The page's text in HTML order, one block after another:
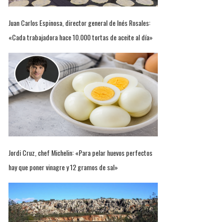
Juan Carlos Espinosa, director general de Inés Rosales:
«Cada trabajadora hace 10.000 tortas de aceite al día»
Jordi Cruz, chef Michelin: «Para pelar huevos perfectos
hay que poner vinagre y 12 gramos de sal»